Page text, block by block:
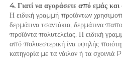
4. Γιατί να αγοράσετε από εμάς
Η ειδική γραμμή προϊόντων
δερμάτινα τσαντάκια, δερμάτινα
προϊόντα πολυτελείας. Η ειδική
από πολυεστερική ίνα υψηλής
κατηγορία με τα νάιλον ή τα σχοινιά